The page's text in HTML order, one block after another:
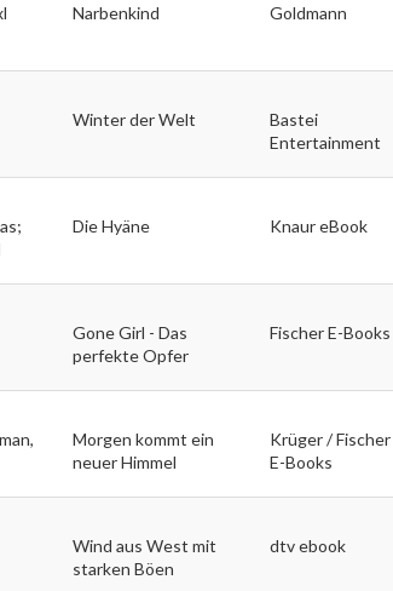
Narbenkind Goldmann
Winter der Welt
Bastei
Entertainment
Die Hyäne Knaur eBook
Gone Girl - Das
perfekte Opfer
Fischer E-Books
Morgen kommt ein
neuer Himmel
Krüger / Fischer
E-Books
Wind aus West mit
starken Böen
dtv ebook